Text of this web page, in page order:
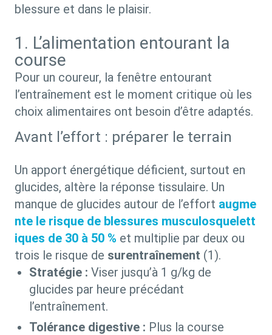
blessure et dans le plaisir.
1. L’alimentation entourant la
course
Pour un coureur, la fenêtre entourant
l’entraînement est le moment critique où les
choix alimentaires ont besoin d’être adaptés.
Avant l’effort : préparer le terrain
Un apport énergétique déficient, surtout en
glucides, altère la réponse tissulaire. Un
manque de glucides autour de l’effort augme
nte le risque de blessures musculosquelett
iques de 30 à 50 % et multiplie par deux ou
trois le risque de surentraînement (1).
Stratégie : Viser jusqu’à 1 g/kg de
glucides par heure précédant
l’entraînement.
Tolérance digestive : Plus la course